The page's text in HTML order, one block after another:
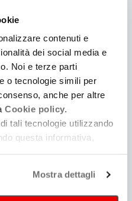
contenuti e
dei social media e
Noi e terze parti
o tecnologie simili per
anche per altre
Cookie policy.
tali tecnologie utilizzando
questa informativa,
Mostra dettagli
30